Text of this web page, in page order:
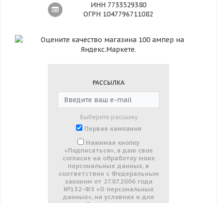
ИНН 7733529380
ОГРН 1047796711082
РАССЫЛКА
Выберите рассылку
Первая кампания
Нажимая кнопку
«Подписаться», я даю свое
согласие на обработку моих
персональных данных, в
соответствии с Федеральным
законом от 27.07.2006 года
№152-ФЗ «О персональных
данных», на условиях и для